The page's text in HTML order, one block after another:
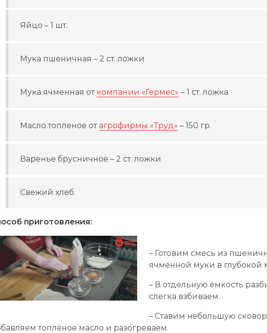
Яйцо – 1 шт.
Мука пшеничная – 2 ст. ложки
Мука ячменная от компании «Гермес» – 1 ст. ложка
Масло топленое отагрофирмы «Труд» – 150 гр.
Варенье брусничное – 2 ст. ложки
Свежий хлеб.
приготовления:
– Готовим смесь из
ячменной муки в глубокой
– В отдельную ёмкость
слегка взбиваем.
– Ставим небольшую
топлёное масло и разогреваем.